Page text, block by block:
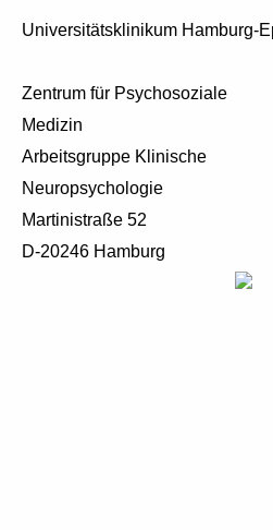
Universitätsklinikum
Zentrum für Psychosoziale
Arbeitsgruppe Klinische
D-20246 Hamburg